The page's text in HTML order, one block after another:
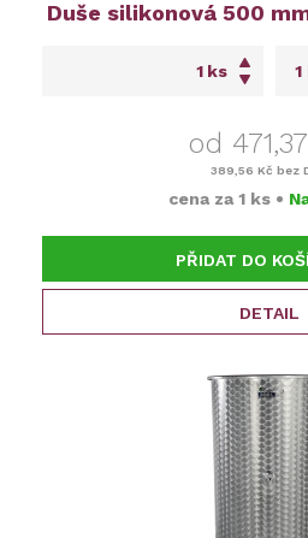
Duše silikonová 500
ks
od
389,56 Kč bez
cena za 1 ks •
PŘIDAT DO
DETAIL